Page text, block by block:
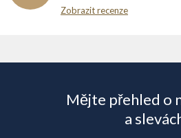
Zobrazit recenze
Mějte přehled o
a